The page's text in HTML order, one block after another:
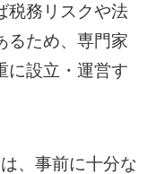
税務リスクや法
るため、専門家
に設立・運営す
、事前に十分な